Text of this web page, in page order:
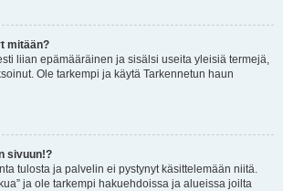
mitään?
liian epämääräinen ja sisälsi useita yleisiä termejä,
Ole tarkempi ja käytä Tarkennetun haun
sivuun!?
tulosta ja palvelin ei pystynyt käsittelemään niitä.
ja ole tarkempi hakuehdoissa ja alueissa joilta